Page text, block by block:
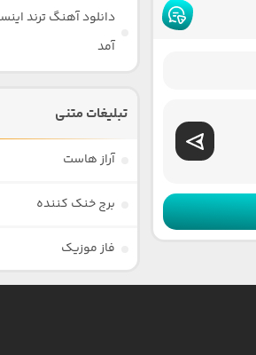
دانلود آهنگ ترند
آمد
تبلیغات متنی
آراز هاست
برج خنک کننده
فاز موزیک